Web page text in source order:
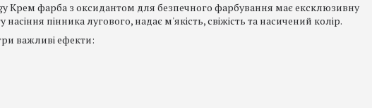
Крем фарба з оксидантом для безпечного фарбування має ексклюзивну
пінника лугового, надає м'якість, свіжість та насичений колір.
важливі ефекти: